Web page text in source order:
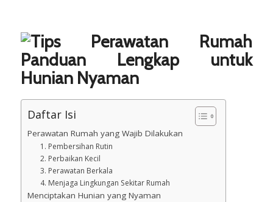
Daftar Isi
Perawatan Rumah yang Wajib Dilakukan
1. Pembersihan Rutin
2. Perbaikan Kecil
3. Perawatan Berkala
4. Menjaga Lingkungan Sekitar Rumah
Menciptakan Hunian yang Nyaman